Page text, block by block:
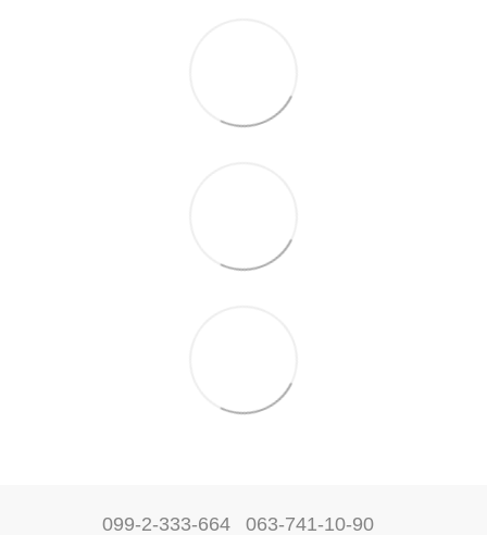
099-2-333-664 063-741-10-90